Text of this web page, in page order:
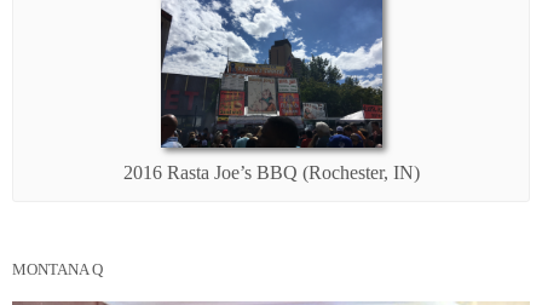
2016 Rasta Joe’s BBQ (Rochester, IN)
MONTANA Q